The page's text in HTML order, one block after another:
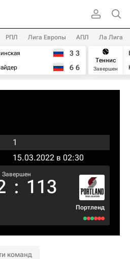
РПЛ Лига Европы АПЛ Ла Лига
3 3
6 6
Теннис
Завершен
1
15.03.2022 в 02:30
Завершен
: 113
Портленд
команд